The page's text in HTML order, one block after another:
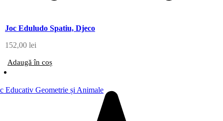
Joc Eduludo Spatiu, Djeco
152,00 lei
Adaugă în coș